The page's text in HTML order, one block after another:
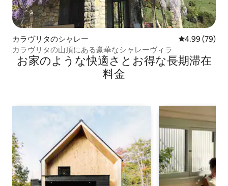
カラヴリタのシャレー レビュー79
4.99 (79)
カラヴリタの山頂にある豪華なシャレーヴィラ
お家のような快⁠適⁠さ⁠とお⁠得⁠な長⁠期⁠滞⁠在
料⁠金